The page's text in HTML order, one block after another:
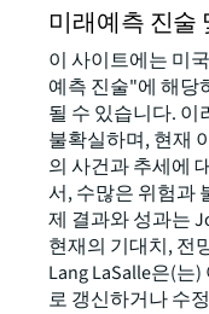
미래예측 진술
이 사이트에는 미
예측 진술"에 해당
될 수 있습니다. 이
불확실하며, 현재
의 사건과 추세에
서, 수많은 위험과
제 결과와 성과는
현재의 기대치, 전
Lang LaSalle은(는
로 갱신하거나 수